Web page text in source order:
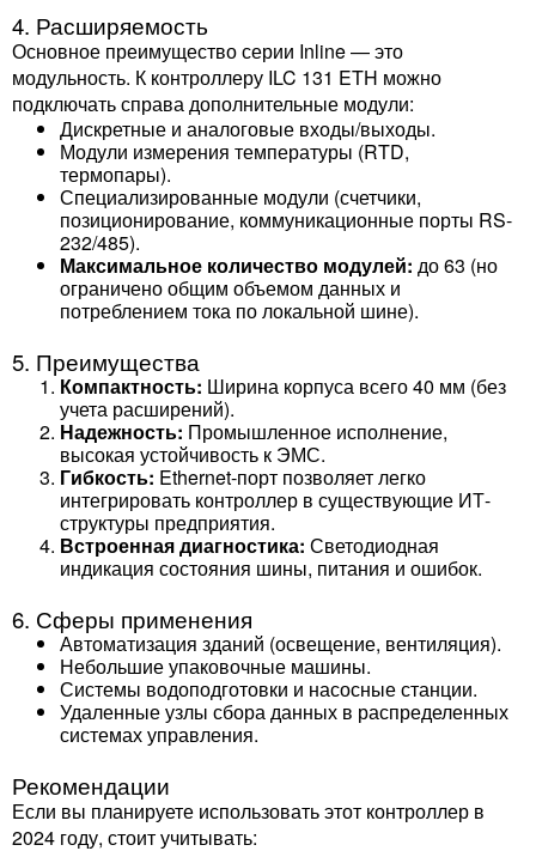
4. Расширяемость
Основное преимущество серии Inline — это
модульность. К контроллеру ILC 131 ETH можно
подключать справа дополнительные модули:
Дискретные и аналоговые входы/выходы.
Модули измерения температуры (RTD,
термопары).
Специализированные модули (счетчики,
позиционирование, коммуникационные порты RS-
232/485).
Максимальное количество модулей: до 63 (но
ограничено общим объемом данных и
потреблением тока по локальной шине).
5. Преимущества
Компактность: Ширина корпуса всего 40 мм (без
учета расширений).
Надежность: Промышленное исполнение,
высокая устойчивость к ЭМС.
Гибкость: Ethernet-порт позволяет легко
интегрировать контроллер в существующие ИТ-
структуры предприятия.
Встроенная диагностика: Светодиодная
индикация состояния шины, питания и ошибок.
6. Сферы применения
Автоматизация зданий (освещение, вентиляция).
Небольшие упаковочные машины.
Системы водоподготовки и насосные станции.
Удаленные узлы сбора данных в распределенных
системах управления.
Рекомендации
Если вы планируете использовать этот контроллер в
2024 году, стоит учитывать: